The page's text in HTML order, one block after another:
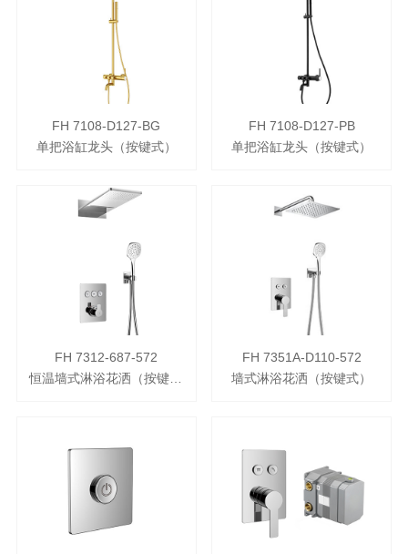
FH 7108-D127-BG
单把浴缸龙头（按键式）
FH 7108-D127-PB
单把浴缸龙头（按键式）
FH 7312-687-572
恒温墙式淋浴花洒（按键式）
FH 7351A-D110-572
墙式淋浴花洒（按键式）